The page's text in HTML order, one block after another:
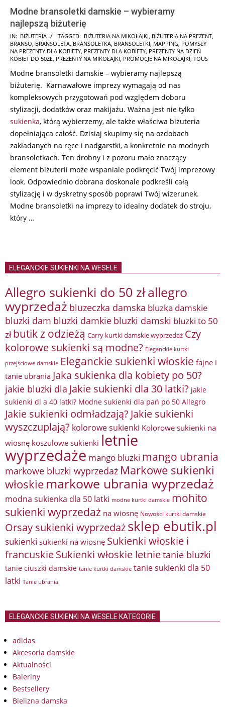
Modne bransoletki damskie – wybieramy
najlepszą biżuterię
2024-
11-
24
IN: BIŻUTERIA TAGGED: BIŻUTERIA NA MIKOŁAJKI BIŻUTERIA NA PREZENT
BRANSO BRANSOLETA BRANSOLETKA BRANSOLETKI MAPPING POMYSŁY
NA PREZENTY DLA KOBIETY PREZENTY DLA KOBIETY PREZENTY NA DZIEŃ
KOBIET DO 50ZŁ PREZENTY NA MIKOŁAJKI PROMOCJE NA MIKOŁAJKI TOUS
Modne bransoletki damskie – wybieramy najlepszą
biżuterię. Karnawałowe imprezy wymagają od nas
kompleksowych przygotowań pod względem doboru
stylizacji, dodatków oraz makijażu. Ważna jest nie tylko
sukienka, którą wybierzemy, ale także właściwa biżuteria
dopełniająca całość. Dzisiaj skupimy się na ozdobach
zakładanych na ręce i nadgarstki, a konkretnie na modnych
bransoletkach. Ten drobny i z pozoru mało znaczący
element biżuterii może wspaniale podkręcić Twój imprezowy
look. Odpowiednio dobrana doskonale podkreśli całą
stylizację i w dyskretny sposób poprawi Twój wizerunek.
Modne bransoletki na imprezy to idealny dodatek do stroju,
który …
ELEGANCKIE SUKIENKI NA WESELE
Allegro sukienki do 50 złallegro
wyprzedaż bluzeczka damska bluzka damskie
bluzki dam bluzki damkie bluzki damski bluzki to 50
zł butik z odzieżą Carry kurtki damskie wyprzedaż Czy
kolorowe sukienki są modne? Eleganckie kurtki
przejściowe damskie Eleganckie sukienki włoskie fajne i
tanie ubrania Jaka sukienka dla kobiety po 50?
jakie bluzki dla Jakie sukienki dla 30 latki? jakie
sukienki dl a 40 latki? Modne sukienki dla pań po 50 Allegro
Jakie sukienki odmładzają? Jakie sukienki
wyszczuplają? kolorowe sukienki Kolorowe sukienki na
wiosnę koszulowe sukienki letnie
wyprzedaże mango bluzki mango ubrania
markowe bluzki wyprzedaż Markowe sukienki
włoskie markowe ubrania wyprzedaż
modna sukienka dla 50 latki modne kurtki damskie mohito
sukienki wyprzedaż na wiosnę Nowości kurtki damskie
Orsay sukienki wyprzedażsklep ebutik.pl
sukienki sukienki na wiosnę Sukienki włoskie i
francuskieSukienki włoskie letnietanie bluzki
tanie ciuszki damskie tanie kurtki damskie tanie sukienki dla 50
latki Tanie ubrania
ELEGANCKIE SUKIENKI NA WESELE KATEGORIE
adidas
Akcesoria damskie
Aktualności
Baleriny
Bestsellery
Bielizna damska